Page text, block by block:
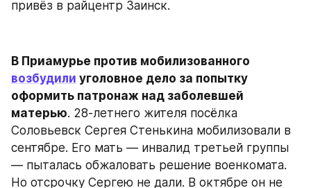
привёз в райцентр Заинск.
возбудили уголовное дело за попытку
оформить патронаж над заболевшей
матерью. 28-летнего жителя посёлка
Соловьевск Сергея Стенькина мобилизовали в
сентябре. Его мать — инвалид третьей группы
— пыталась обжаловать решение военкомата.
Но отсрочку Сергею не дали. В октябре он не